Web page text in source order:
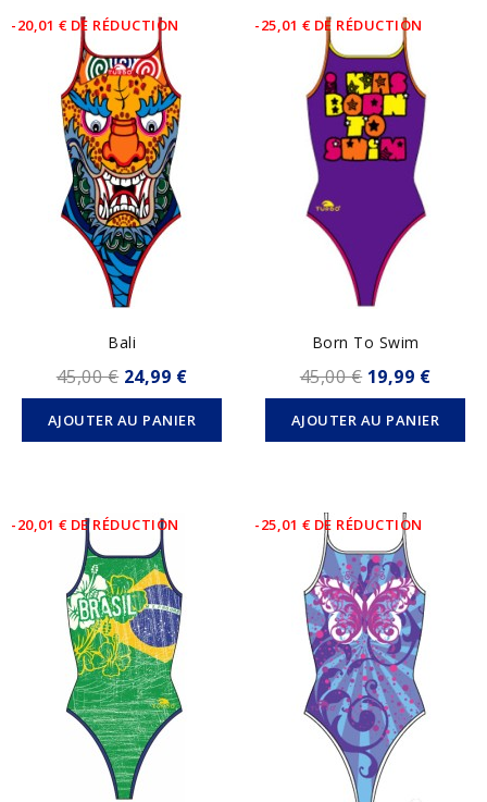
-20,01 € DE RÉDUCTION
Bali
45,00 € 24,99 €
AJOUTER AU PANIER
-25,01 € DE RÉDUCTION
Born To Swim
45,00 € 19,99 €
AJOUTER AU PANIER
-20,01 € DE RÉDUCTION -25,01 € DE RÉDUCTION